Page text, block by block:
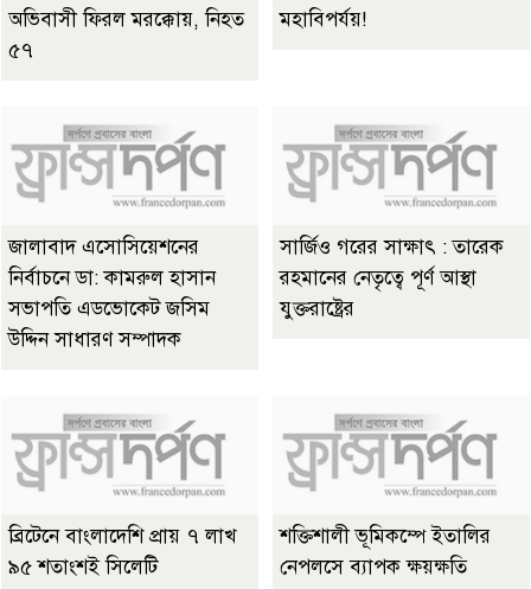
অভিবাসী ফিরল মরক্কোয়, নিহত
৫৭
মহাবিপর্যয়!
জালাবাদ এসোসিয়েশনের
নির্বাচনে ডা: কামরুল হাসান
সভাপতি এডভোকেট জসিম
উদ্দিন সাধারণ সম্পাদক
সার্জিও গরের সাক্ষাৎ : তারেক
রহমানের নেতৃত্বে পূর্ণ আস্থা
যুক্তরাষ্ট্রের
ব্রিটেনে বাংলাদেশি প্রায় ৭ লাখ
৯৫ শতাংশই সিলেটি
শক্তিশালী ভূমিকম্পে ইতালির
নেপলসে ব্যাপক ক্ষয়ক্ষতি